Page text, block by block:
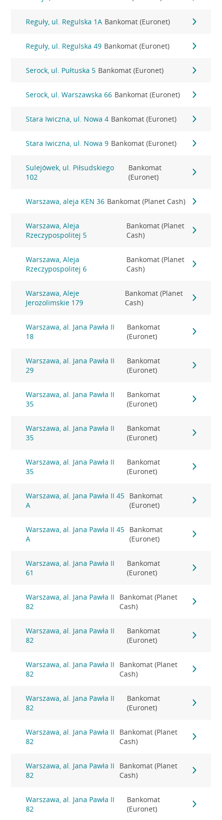
Reguły, ul. Regulska 1A Bankomat (Euronet)
Reguły, ul. Regulska 49 Bankomat (Euronet)
Serock, ul. Pułtuska 5 Bankomat (Euronet)
Serock, ul. Warszawska 66 Bankomat (Euronet)
Stara Iwiczna, ul. Nowa 4 Bankomat (Euronet)
Stara Iwiczna, ul. Nowa 9 Bankomat (Euronet)
Sulejówek, ul. Piłsudskiego
102
Bankomat
(Euronet)
Warszawa, aleja KEN 36 Bankomat (Planet Cash)
Warszawa, Aleja
Rzeczypospolitej 5
Bankomat (Planet
Cash)
Warszawa, Aleja
Rzeczypospolitej 6
Bankomat (Planet
Cash)
Warszawa, Aleje
Jerozolimskie 179
Bankomat (Planet
Cash)
Warszawa, al. Jana Pawła II
18
Bankomat
(Euronet)
Warszawa, al. Jana Pawła II
29
Bankomat
(Euronet)
Warszawa, al. Jana Pawła II
35
Bankomat
(Euronet)
Warszawa, al. Jana Pawła II
35
Bankomat
(Euronet)
Warszawa, al. Jana Pawła II
35
Bankomat
(Euronet)
Warszawa, al. Jana Pawła II 45
A
Bankomat
(Euronet)
Warszawa, al. Jana Pawła II 45
A
Bankomat
(Euronet)
Warszawa, al. Jana Pawła II
61
Bankomat
(Euronet)
Warszawa, al. Jana Pawła II
82
Bankomat (Planet
Cash)
Warszawa, al. Jana Pawła II
82
Bankomat
(Euronet)
Warszawa, al. Jana Pawła II
82
Bankomat (Planet
Cash)
Warszawa, al. Jana Pawła II
82
Bankomat
(Euronet)
Warszawa, al. Jana Pawła II
82
Bankomat (Planet
Cash)
Warszawa, al. Jana Pawła II
82
Bankomat (Planet
Cash)
Warszawa, al. Jana Pawła II
82
Bankomat
(Euronet)